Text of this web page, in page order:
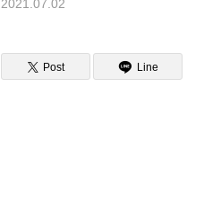
2021.07.02
Post Line